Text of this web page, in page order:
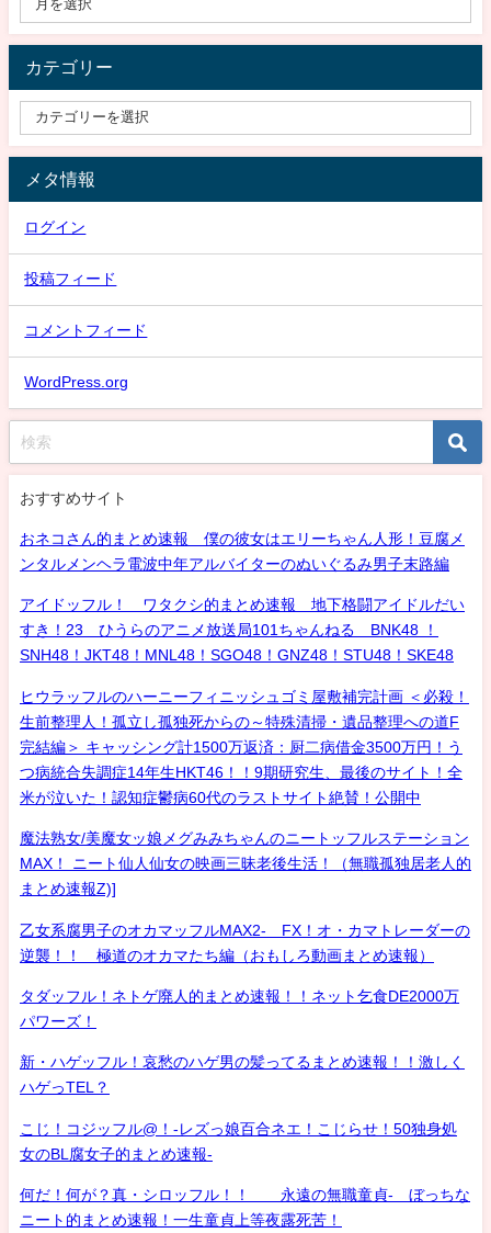
カテゴリー
メタ情報
ログイン
投稿フィード
コメントフィード
WordPress.org
おすすめサイト
おネコさん的まとめ速報 僕の彼女はエリーちゃん人形！豆腐メ
ンタルメンヘラ電波中年アルバイターのぬいぐるみ男子末路編
アイドッフル！ ワタクシ的まとめ速報 地下格闘アイドルだい
すき！23 ひうらのアニメ放送局101ちゃんねる BNK48 ！
SNH48！JKT48！MNL48！SGO48！GNZ48！STU48！SKE48
ヒウラッフルのハーニーフィニッシュゴミ屋敷補完計画 ＜必殺！
生前整理人！孤立し孤独死からの～特殊清掃・遺品整理への道F
完結編＞ キャッシング計1500万返済：厨二病借金3500万円！う
つ病統合失調症14年生HKT46！！9期研究生、最後のサイト！全
米が泣いた！認知症鬱病60代のラストサイト絶賛！公開中
魔法熟女/美魔女ッ娘メグみみちゃんのニートッフルステーション
MAX！ ニート仙人仙女の映画三昧老後生活！（無職孤独居老人的
まとめ速報Z)]
乙女系腐男子のオカマッフルMAX2- FX！オ・カマトレーダーの
逆襲！！ 極道のオカマたち編（おもしろ動画まとめ速報）
タダッフル！ネトゲ廃人的まとめ速報！！ネット乞食DE2000万
パワーズ！
新・ハゲッフル！哀愁のハゲ男の髪ってるまとめ速報！！激しく
ハゲっTEL？
こじ！コジッフル@！-レズっ娘百合ネエ！こじらせ！50独身処
女のBL腐女子的まとめ速報-
何だ！何が？真・シロッフル！！ 永遠の無職童貞- ぼっちな
ニート的まとめ速報！一生童貞上等夜露死苦！